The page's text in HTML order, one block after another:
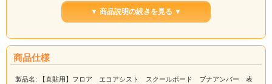
一般住宅などさまざまな用途にお使
こちらの商品は0.5坪入りです。ご注
意ください。
▼ 商品説明の続きを見る ▼
商品仕様
製品名: 【直貼用】フロア エコアシスト スクールボード ブナアンバー 表